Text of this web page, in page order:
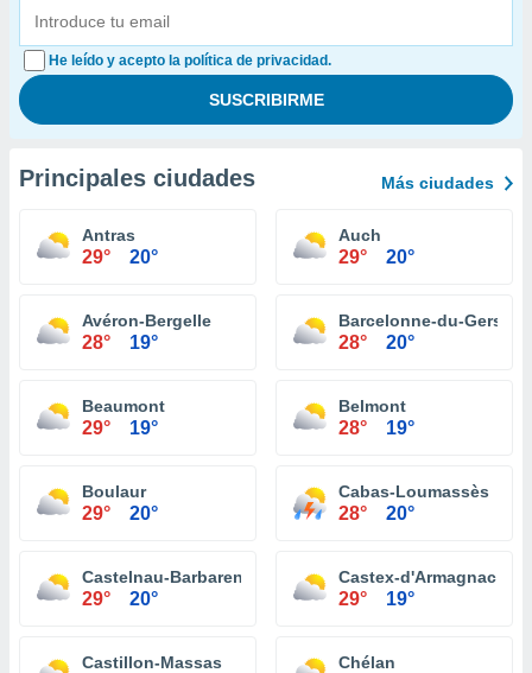
He leído y acepto la política de privacidad.
Principales ciudades Más ciudades
Antras
29° 20°
Auch
29° 20°
Avéron-Bergelle
28° 19°
Barcelonne-du-Gers
28° 20°
Beaumont
29° 19°
Belmont
28° 19°
Boulaur
29° 20°
Cabas-Loumassès
28° 20°
Castelnau-Barbarens
29° 20°
Castex-d'Armagnac
29° 19°
Castillon-Massas Chélan